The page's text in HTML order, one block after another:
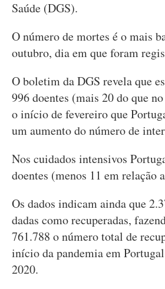
Saúde (DGS).
O número de mortes é o mais
outubro, dia em que foram
O boletim da DGS revela que
996 doentes (mais 20 do que
o início de fevereiro que
um aumento do número de
Nos cuidados intensivos
doentes (menos 11 em relação
Os dados indicam ainda que
dadas como recuperadas,
761.788 o número total de
início da pandemia em
2020.